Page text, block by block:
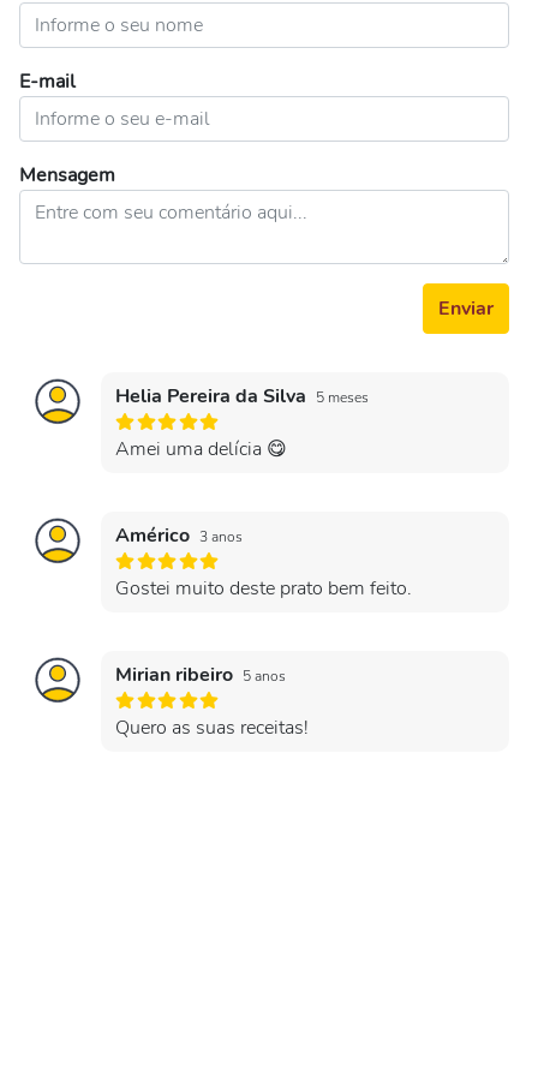
E-mail
Mensagem
Enviar
Helia Pereira da Silva 5 meses
Amei uma delícia 😋
Américo 3 anos
Gostei muito deste prato bem feito.
Mirian ribeiro 5 anos
Quero as suas receitas!